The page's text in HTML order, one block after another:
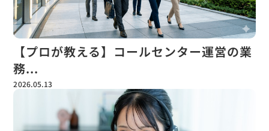
【プロが教える】コールセンター運営の業
務...
2026.05.13